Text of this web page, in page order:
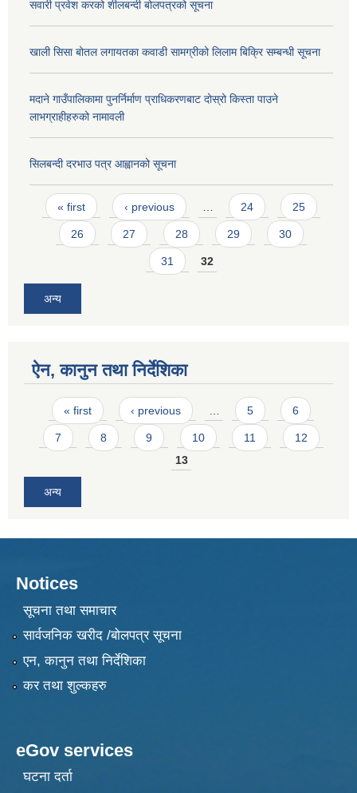
सवारी प्रवेश करको शीलबन्दी बोलपत्रको सूचना
खाली सिसा बोतल लगायतका कवाडी सामग्रीको लिलाम बिक्रि सम्बन्धी सूचना
मदाने गाउँपालिकामा पुनर्निर्माण प्राधिकरणबाट दोस्रो किस्ता पाउने
लाभग्राहीहरुको नामावली
सिलबन्दी दरभाउ पत्र आह्वानको सूचना
Pages
« first ‹ previous … 24 25
26 27 28 29 30
31 32
अन्य
ऐन, कानुन तथा निर्देशिका
Pages
« first ‹ previous 5 6
7 8 9 10 11
12
13
अन्य
Notices
सूचना तथा समाचार
सार्वजनिक खरीद /बोलपत्र सूचना
एन, कानुन तथा निर्देशिका
कर तथा शुल्कहरु
eGov services
घटना दर्ता